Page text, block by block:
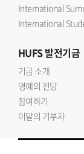
International
International
HUFS발전기금
기금 소개
명예의 전당
참여하기
이달의 기부자